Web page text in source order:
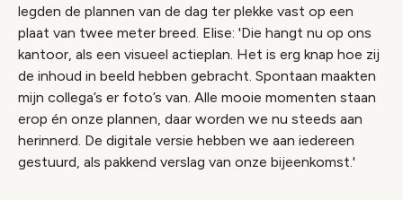
legden de plannen van de dag ter plekke vast op een
plaat van twee meter breed. Elise: 'Die hangt nu op ons
kantoor, als een visueel actieplan. Het is erg knap hoe zij
de inhoud in beeld hebben gebracht. Spontaan maakten
mijn collega’s er foto’s van. Alle mooie momenten staan
erop én onze plannen, daar worden we nu steeds aan
herinnerd. De digitale versie hebben we aan iedereen
gestuurd, als pakkend verslag van onze bijeenkomst.'